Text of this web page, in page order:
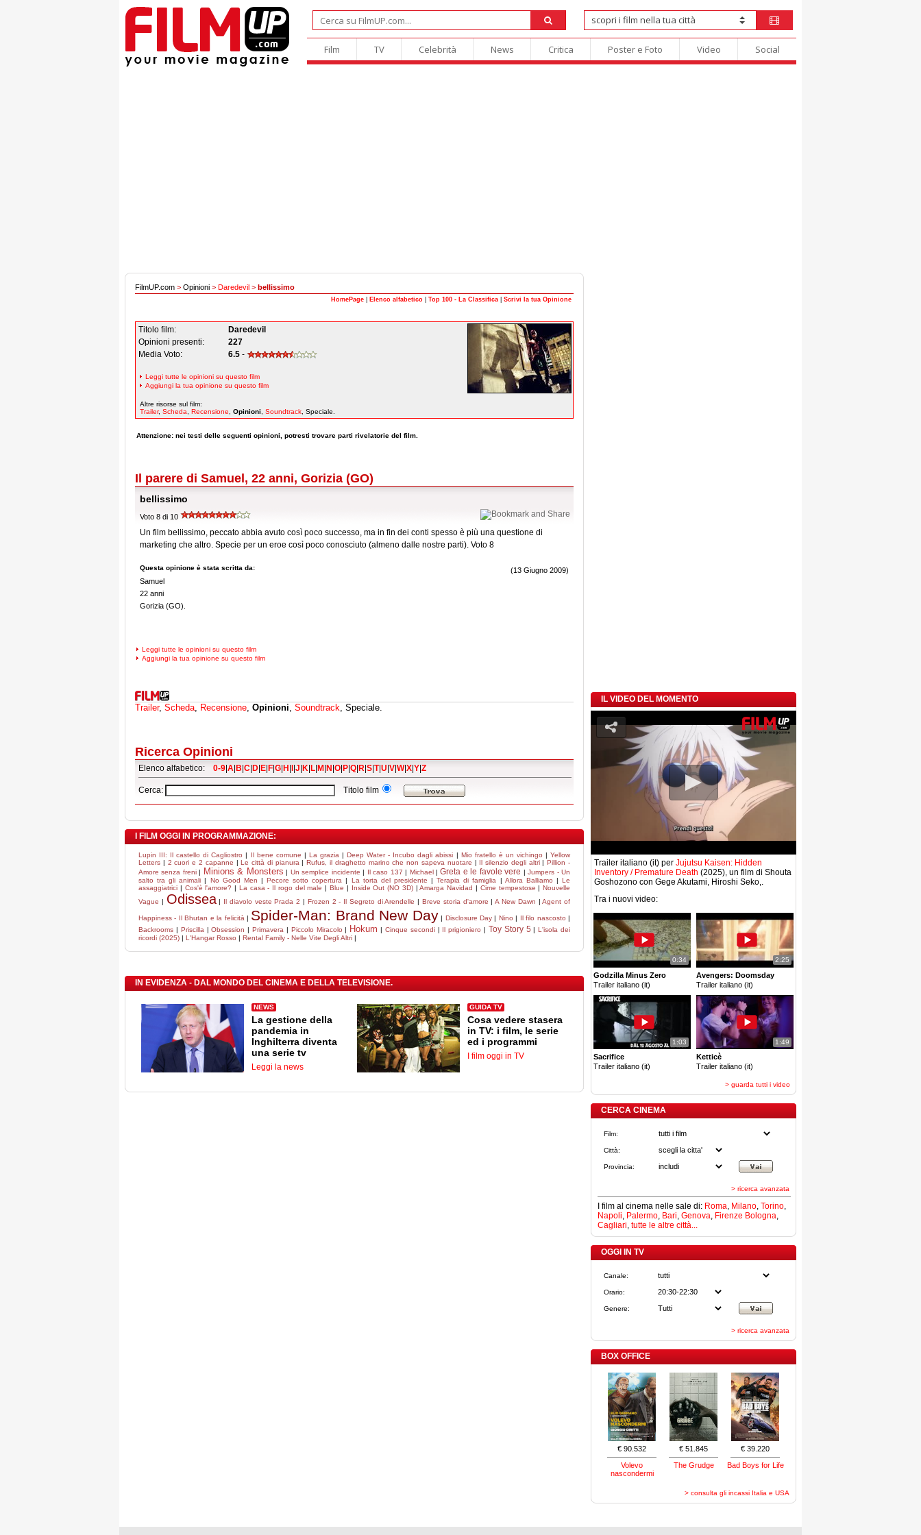
Film TV Celebrità News Critica Poster e Foto Video Social
FilmUP.com > Opinioni > Daredevil > bellissimo
HomePage Elenco alfabetico Top 100 - La Classifica Scrivi la tua Opinione
Titolo film:
Daredevil
Opinioni presenti:
227
Media Voto:
6.5 -
Leggi tutte le opinioni su questo film
Aggiungi la tua opinione su questo film
Altre risorse sul film:
Trailer, Scheda Recensione Opinioni Soundtrack , Speciale.
Attenzione: nei testi delle seguenti opinioni, potresti trovare parti rivelatorie del film.
Il parere di Samuel, 22 anni, Gorizia (GO)
bellissimo
Voto 8 di 10
Un film bellissimo, peccato abbia avuto così poco successo, ma in fin dei conti spesso è più una questione di
marketing che altro. Specie per un eroe così poco conosciuto (almeno dalle nostre parti). Voto 8
Questa opinione è stata scritta da:
Samuel
22 anni
Gorizia (GO).
(13 Giugno 2009)
Leggi tutte le opinioni su questo film
Aggiungi la tua opinione su questo film
Trailer, Scheda, Recensione, Opinioni, Soundtrack, Speciale.
Ricerca Opinioni
Elenco alfabetico: 0-9 A B C D E F G H J K L M N O P Q R S T|U V W|X Y Z
Cerca: Titolo film
I FILM OGGI IN PROGRAMMAZIONE:
Lupin III: Il castello di Cagliostro | Il bene comune | La grazia |Deep Water - Incubo dagli abissi | Mio fratello è un vichingo |Yellow
Letters | 2 cuori e 2 capanne |Le città di pianura |Rufus, il draghetto marino che non sapeva nuotare | Il silenzio degli altri|Pillion -
Amore senza freni| Minions & Monsters | Un semplice incidente | Il caso 137 | Michael|Greta e le favole vere |Jumpers - Un
salto tra gli animali | No Good Men |Pecore sotto copertura | La torta del presidente |Terapia di famiglia | Allora Balliamo |Le
assaggiatrici | Cos'è l'amore? | La casa - Il rogo del male |Blue | Inside Out (NO 3D)|Amarga Navidad | Cime tempestose |Nouvelle
Vague | Odissea| Il diavolo veste Prada 2 | Frozen 2 - Il Segreto di Arendelle |Breve storia d'amore |A New Dawn |Agent of
Happiness - Il Bhutan e la felicità | Spider-Man: Brand New Day | Disclosure Day | Nino | Il filo nascosto |
Backrooms | Priscilla |Obsession |Primavera | Piccolo Miracolo | Hokum | Cinque secondi| Il prigioniero | Toy Story 5 |L'isola dei
ricordi (2025) | L'Hangar Rosso | Rental Family - Nelle Vite Degli Altri |
IN EVIDENZA - DAL MONDO DEL CINEMA E DELLA TELEVISIONE.
NEWS
La gestione della
pandemia in
Inghilterra diventa
una serie tv
Leggi la news
GUIDA TV
Cosa vedere stasera
in TV: i film, le serie
ed i programmi
I film oggi in TV
IL VIDEO DEL MOMENTO
Trailer italiano (it) per Jujutsu Kaisen: Hidden
Inventory / Premature Death (2025), un film di Shouta
Goshozono con Gege Akutami, Hiroshi Seko,.
Tra i nuovi video:
0:34
Godzilla Minus Zero
Trailer italiano (it)
2:25
Avengers: Doomsday
Trailer italiano (it)
1:03
Sacrifice
Trailer italiano (it)
1:49
Ketticè
Trailer italiano (it)
> guarda tutti i video
CERCA CINEMA
Film:
Città:
Provincia:
> ricerca avanzata
I film al cinema nelle sale di: Roma, Milano, Torino,
Napoli, Palermo, Bari, Genova, Firenze Bologna,
Cagliari, tutte le altre città...
OGGI IN TV
Canale:
Orario:
Genere:
> ricerca avanzata
BOX OFFICE
€ 90.532
Volevo
nascondermi
€ 51.845
The Grudge
€ 39.220
Bad Boys for Life
> consulta gli incassi Italia e USA